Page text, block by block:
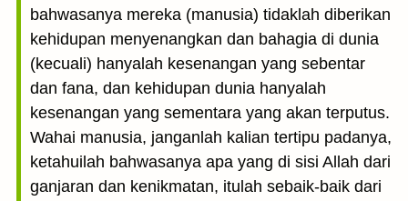
bahwasanya mereka (manusia) tidaklah diberikan
kehidupan menyenangkan dan bahagia di dunia
(kecuali) hanyalah kesenangan yang sebentar
dan fana, dan kehidupan dunia hanyalah
kesenangan yang sementara yang akan terputus.
Wahai manusia, janganlah kalian tertipu padanya,
ketahuilah bahwasanya apa yang di sisi Allah dari
ganjaran dan kenikmatan, itulah sebaik-baik dari